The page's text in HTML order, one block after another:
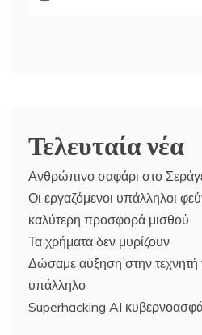
Τελευταία νέα
Ανθρώπινο σαφάρι στο
Οι εργαζόμενοι υπάλληλοι
καλύτερη προσφορά μισθού
Τα χρήματα δεν μυρίζουν
Δώσαμε αύξηση στην τεχνητή
υπάλληλο
Superhacking AI